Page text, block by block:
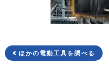
ほかの電動工具を調べる